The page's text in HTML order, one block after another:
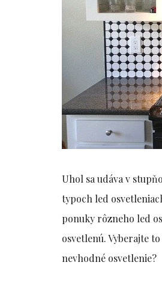
Uhol sa udáva v
typoch led
ponuky rôzneho led
osvetlenú. Vyberajte
nevhodné osvetlenie?